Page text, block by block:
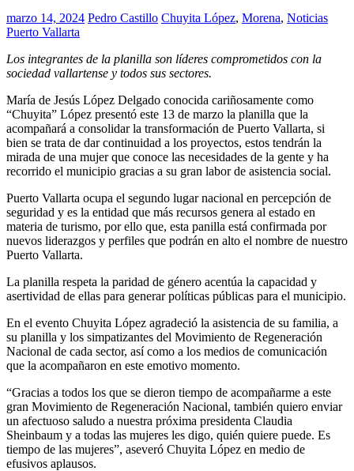
marzo 14, 2024 Pedro Castillo Chuyita López, Morena, Noticias
Puerto Vallarta
Los integrantes de la planilla son líderes comprometidos con la
sociedad vallartense y todos sus sectores.
María de Jesús López Delgado conocida cariñosamente como
“Chuyita” López presentó este 13 de marzo la planilla que la
acompañará a consolidar la transformación de Puerto Vallarta, si
bien se trata de dar continuidad a los proyectos, estos tendrán la
mirada de una mujer que conoce las necesidades de la gente y ha
recorrido el municipio gracias a su gran labor de asistencia social.
Puerto Vallarta ocupa el segundo lugar nacional en percepción de
seguridad y es la entidad que más recursos genera al estado en
materia de turismo, por ello que, esta panilla está confirmada por
nuevos liderazgos y perfiles que podrán en alto el nombre de nuestro
Puerto Vallarta.
La planilla respeta la paridad de género acentúa la capacidad y
asertividad de ellas para generar políticas públicas para el municipio.
En el evento Chuyita López agradeció la asistencia de su familia, a
su planilla y los simpatizantes del Movimiento de Regeneración
Nacional de cada sector, así como a los medios de comunicación
que la acompañaron en este emotivo momento.
“Gracias a todos los que se dieron tiempo de acompañarme a este
gran Movimiento de Regeneración Nacional, también quiero enviar
un afectuoso saludo a nuestra próxima presidenta Claudia
Sheinbaum y a todas las mujeres les digo, quién quiere puede. Es
tiempo de las mujeres”, aseveró Chuyita López en medio de
efusivos aplausos.